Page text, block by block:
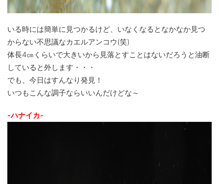
いる時には簡単に見つかるけど、いなくなるとなかなか見つ
からない不思議なカエルアンコウ(笑)
体長4㎝くらいで大きいから見落とすことはないだろうと油断
していると外します・・・
でも、今日はすんなり発見！
いつもこんな調子ならいいんだけどな～
-ハナイカ-